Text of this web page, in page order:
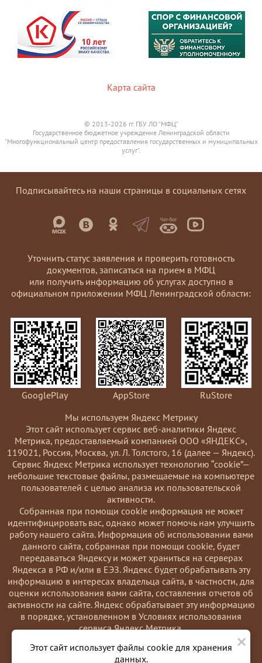
×
Этот сайт использует файлы cookie для хранения
данных.
Карта сайта
© 2013-2026 гг. ГБУ ЛО "МФЦ"
Государственное бюджетное учреждение Ленинградской области
"Многофункциональный центр предоставления государственных и муниципальных
услуг".
Подписывайтесь на наши страницы в социальных сетях
Уточнить статус заявления и проверить готовность
документов, записаться на прием в МФЦ
или получить информацию об услугах доступно в
официальном приложении МФЦ Ленинградской области:
GooglePlay AppStore
RuStore
Мы используем Яндекс Метрику
Этот сайт использует сервис веб-аналитики Яндекс
Метрика, предоставляемый компанией ООО «ЯНДЕКС»,
119021, Россия, Москва, ул. Л. Толстого, 16 (далее — Яндекс).
Сервис Яндекс Метрика использует технологию “cookie”—
небольшие текстовые файлы, размещаемые на компьютере
пользователей с целью анализа их пользовательской
активности.
Coбранная при помощи cookie информация не может
идентифицировать вас, однако может помочь нам улучшить
работу нашего сайта. Информация об использовании вами
данного сайта, собранная при помощи cookie, будет
передаваться Яндексу и может храниться на серверах
Яндекса в РФ и/или в ЕЭЗ. Яндекс будет обрабатывать эту
информацию в интересах владельца сайта, в частности, для
оценки использования вами сайта, составления отчетов об
активности на сайте. Яндекс обрабатывает эту информацию
в порядке, установленном в Условиях использования
сервиса Яндекс Метрика.
Вы можете отказаться от использования cookies, выбрав
соответствующие настройки в браузере. Также вы можете